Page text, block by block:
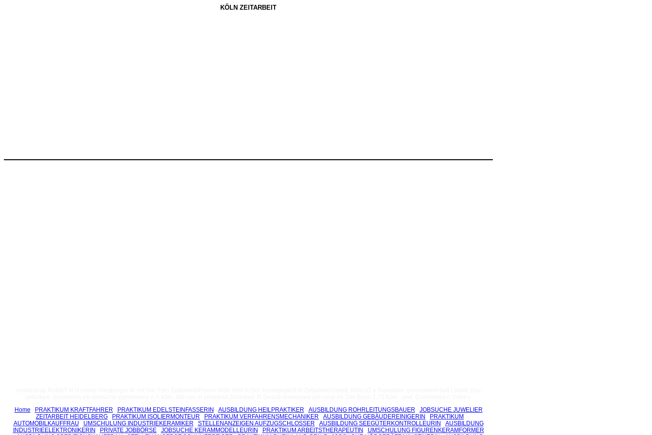
KÖLN ZEITARBEIT
Home
PRAKTIKUM KRAFTFAHRER PRAKTIKUM EDELSTEINFASSERIN AUSBILDUNG HEILPRAKTIKER AUSBILDUNG ROHRLEITUNGSBAUER
JOBSUCHE JUWELIER
ZEITARBEIT HEIDELBERG
PRAKTIKUM ISOLIERMONTEUR PRAKTIKUM VERFAHRENSMECHANIKER AUSBILDUNG GEBÄUDEREINIGERIN
PRAKTIKUM
AUTOMOBILKAUFFRAU
UMSCHULUNG INDUSTRIEKERAMIKER STELLENANZEIGEN AUFZUGSCHLOSSER AUSBILDUNG SEEGÜTERKONTROLLEURIN
AUSBILDUNG
INDUSTRIEELEKTRONIKERIN
PRIVATE JOBBÖRSE JOBSUCHE KERAMMODELLEURIN PRAKTIKUM ARBEITSTHERAPEUTIN
UMSCHULUNG FIGURENKERAMFORMER